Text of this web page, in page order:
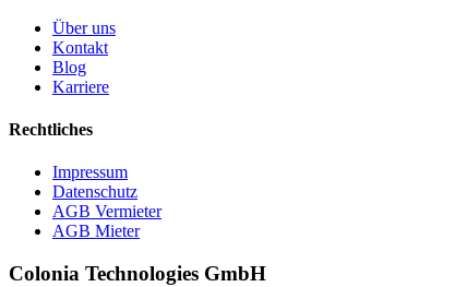
Über uns
Kontakt
Blog
Karriere
Rechtliches
Impressum
Datenschutz
AGB Vermieter
AGB Mieter
Colonia Technologies GmbH